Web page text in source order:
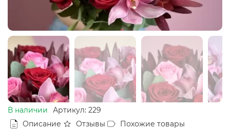
В наличии
Артикул: 229
Описание
Отзывы Похожие товары